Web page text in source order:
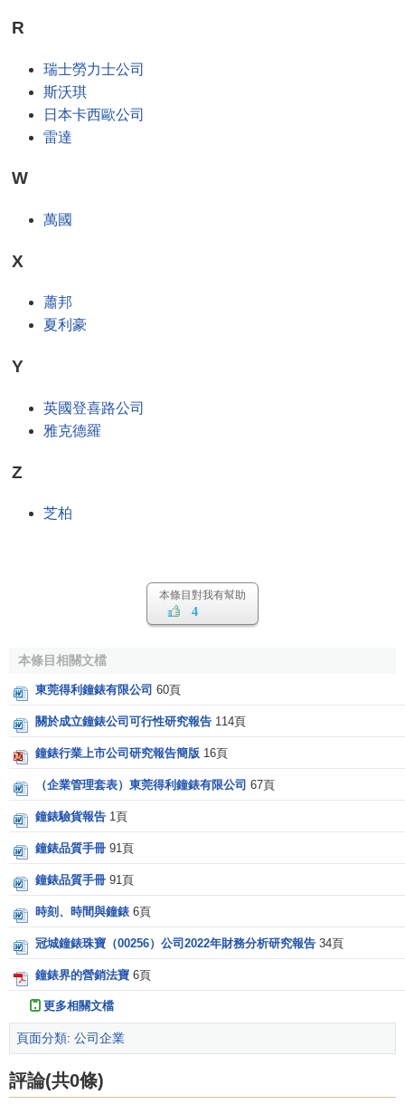
R
瑞士勞力士公司
斯沃琪
日本卡西歐公司
雷達
W
萬國
X
蕭邦
夏利豪
Y
英國登喜路公司
雅克德羅
Z
芝柏
本條目對我有幫助
4
本條目相關文檔
東莞得利鐘錶有限公司 60頁
關於成立鐘錶公司可行性研究報告 114頁
鐘錶行業上市公司研究報告簡版 16頁
（企業管理套表）東莞得利鐘錶有限公司 67頁
鐘錶驗貨報告 1頁
鐘錶品質手冊 91頁
鐘錶品質手冊 91頁
時刻、時間與鐘錶 6頁
冠城鐘錶珠寶（00256）公司2022年財務分析研究報告 34頁
鐘錶界的營銷法寶 6頁
更多相關文檔
頁面分類: 公司企業
評論(共0條)